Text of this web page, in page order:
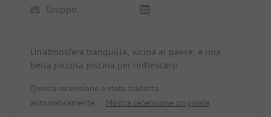
Gruppo
Un'atmosfera tranquilla, vicina al paese, e una
bella piccola piscina per rinfrescarsi.
Questa recensione è stata tradotta
automaticamente.
Mostra recensione originale